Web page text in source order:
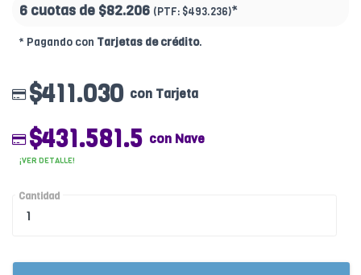
6 cuotas de $82.206 (PTF: $493.236)*
* Pagando con Tarjetas de crédito.
$411.030 con Tarjeta
$431.581.5 con Nave
¡VER DETALLE!
Cantidad